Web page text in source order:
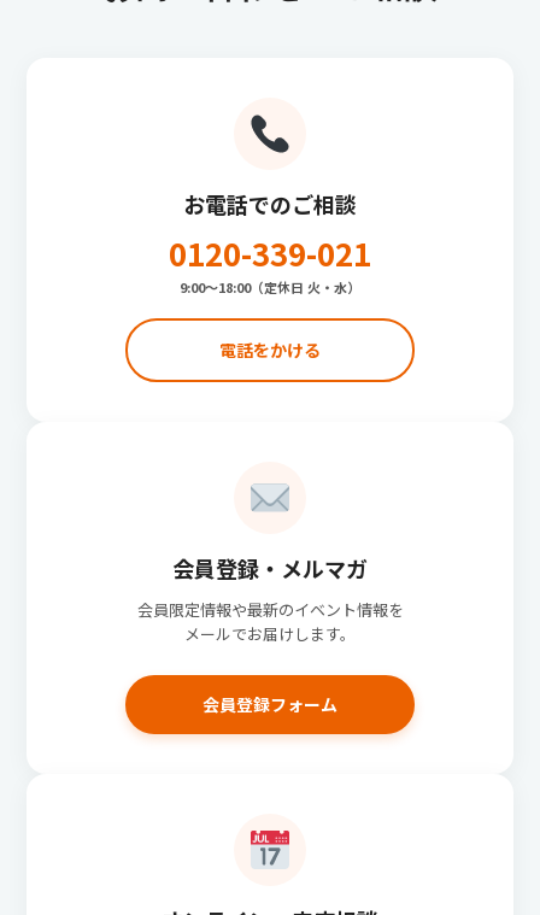
お電話でのご相談
0120-339-021
9:00〜18:00（定休日 火・水）
電話をかける
会員登録・メルマガ
会員限定情報や最新のイベント情報を
メールでお届けします。
会員登録フォーム